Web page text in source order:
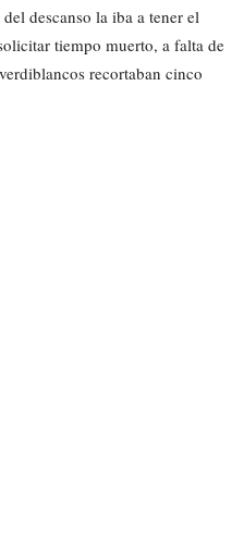
descanso la iba a tener el
tiempo muerto, a falta de
recortaban cinco